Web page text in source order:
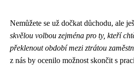
Nemůžete se už dočkat důchodu, ale
skvělou volbou zejména pro ty, kteří
překlenout období mezi ztrátou
z nás by ocenilo možnost skončit s